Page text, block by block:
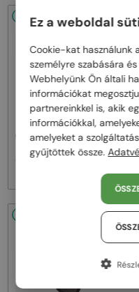
48/72
Dior—Napszemüvegek
CDIOR S1F - 35A0 D - 56
Ez a weboldal
Cookie-kat használunk
személyre szabására
Webhelyünk Ön általi
információkat
partnereinkkel is, akik
információkkal,
amelyeket a
gyűjtöttek össze.